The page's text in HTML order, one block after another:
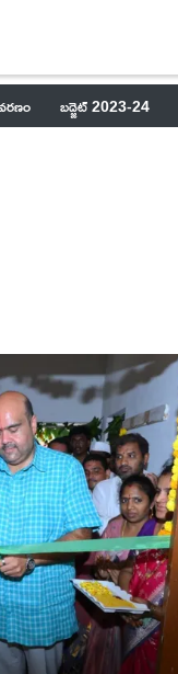
బడ్జెట్ 2023-24